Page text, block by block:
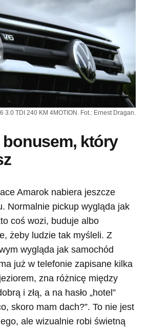
3.0 TDI 240 KM 4MOTION. Fot.: Ernest Dragan.
bonusem, który
Amarok nabiera jeszcze
Normalnie pickup wygląda jak
coś wozi, buduje albo
żeby ludzie tak myśleli. Z
wygląda jak samochód
już w telefonie zapisane kilka
zna różnicę między
i złą, a na hasło „hotel”
skoro mam dach?”. To nie jest
ale wizualnie robi świetną